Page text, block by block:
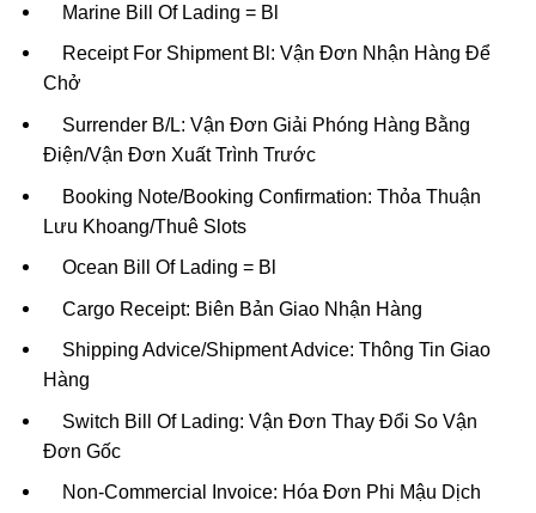
Marine Bill Of Lading = Bl
Receipt For Shipment Bl: Vận Đơn Nhận Hàng Để
Chở
Surrender B/L: Vận Đơn Giải Phóng Hàng Bằng
Điện/Vận Đơn Xuất Trình Trước
Booking Note/Booking Confirmation: Thỏa Thuận
Lưu Khoang/Thuê Slots
Ocean Bill Of Lading = Bl
Cargo Receipt: Biên Bản Giao Nhận Hàng
Shipping Advice/Shipment Advice: Thông Tin Giao
Hàng
Switch Bill Of Lading: Vận Đơn Thay Đổi So Vận
Đơn Gốc
Non-Commercial Invoice: Hóa Đơn Phi Mậu Dịch